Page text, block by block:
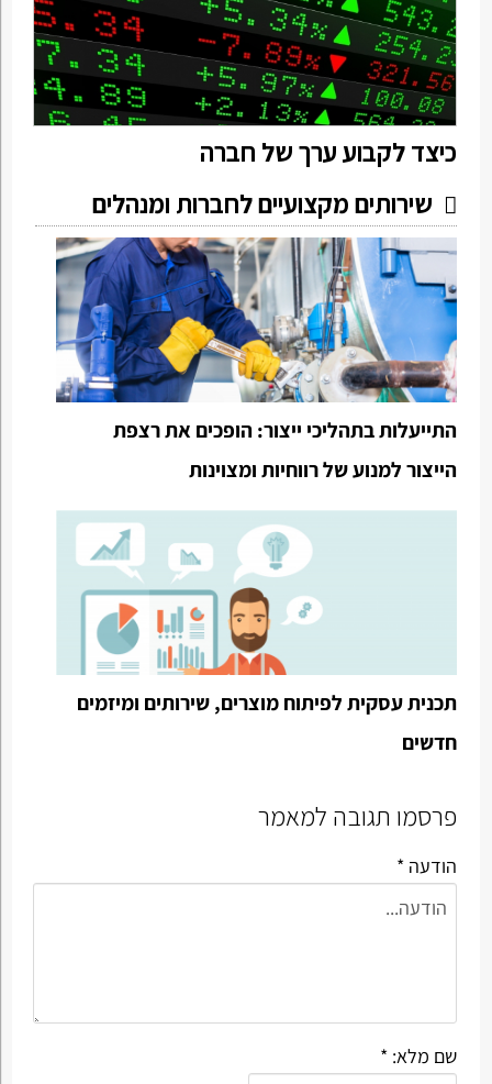
כיצד לקבוע ערך של חברה
שירותים מקצועיים לחברות ומנהלים
התייעלות בתהליכי ייצור: הופכים את רצפת
הייצור למנוע של רווחיות ומצוינות
תכנית עסקית לפיתוח מוצרים, שירותים ומיזמים
חדשים
פרסמו תגובה למאמר
הודעה *
שם מלא: *